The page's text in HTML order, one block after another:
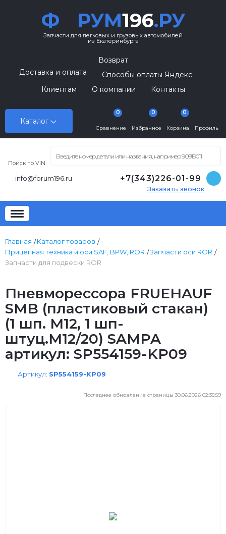
Ф РУМ196.РУ
Запчасти для легковых и грузовых автомобилей
из Екатеринбурга
Каталог
Возврат
Доставка и оплата
Способы оплаты Яндекс
Клиентам
О компании Контакты
Сравнение
0
Избранное
0
Корзина
0
Профиль
Поиск по VIN
info@forum196.ru +7(343)226-01-99
Заказать звонок
Главная
Каталог товаров
Прицепная техника и оси SAF, BPW, ROR
Запчасти оси ROR
Запчасти для подвески ROR
Пневморессора FRUEHAUF
SMB (пластиковый стакан)
(1 шп. M12, 1 шп-
штуц.M12/20) SAMPA
артикул: SP554159-KP09
Артикул: SP554159-KP09
Последнее обновление страницы 30.06.2026 02:35:59